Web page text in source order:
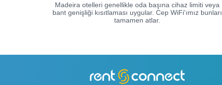
Madeira otelleri genellikle oda başına cihaz limiti veya
bant genişliği kısıtlaması uygular. Cep WiFi'ımız bunları
tamamen atlar.